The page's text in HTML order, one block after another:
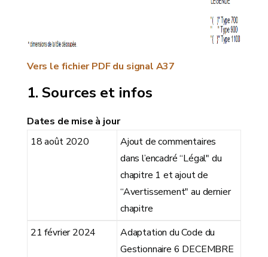
Vers le fichier PDF du signal A37
Sources et infos
Dates de mise à jour
18 août 2020
Ajout de commentaires
dans l’encadré “Légal" du
chapitre 1 et ajout de
“Avertissement" au dernier
chapitre
21 février 2024
Adaptation du Code du
Gestionnaire 6 DECEMBRE